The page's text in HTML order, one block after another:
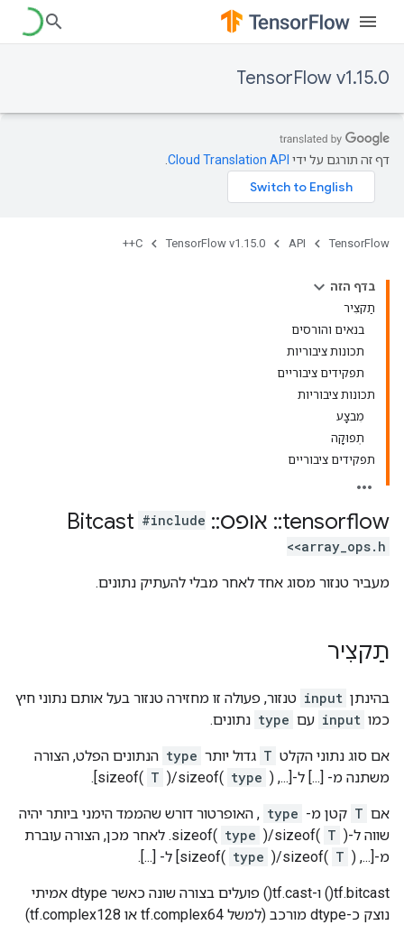
TensorFlow v1.15.0
דף זה תורגם על ידי Cloud Translation API
TensorFlow
API
TensorFlow v1.15.0
C++
בדף הזה
תַקצִיר
בנאים והורסים
תכונות ציבוריות
תפקידים ציבוריים
תכונות ציבוריות
מִבצָע
תְפוּקָה
תפקידים ציבוריים
tensorflow
:: אופס::
#include
<array_ops.h>
מעביר טנזור מסוג אחד לאחר מבלי להעתיק נתונים.
תַקצִיר
בהינתן input טנזור, פעולה זו מחזירה טנזור בעל אותם נתוני חיץ
כמו input עם type נתונים.
אם סוג נתוני הקלט T גדול יותר type הנתונים הפלט, הצורה
משתנה מ- [...] ל-[..., sizeof(
T )/sizeof( type )].
אם T קטן מ- type , האופרטור דורש שהממד הימני ביותר יהיה
שווה ל-sizeof(
type )/sizeof( T
). לאחר מכן, הצורה עוברת
מ-[..., sizeof(
type )/sizeof( T )] ל- [...].
tf.bitcast() ו-tf.cast() פועלים בצורה שונה כאשר dtype אמיתי
נוצק כ-dtype מורכב (למשל tf.complex64 או tf.complex128)